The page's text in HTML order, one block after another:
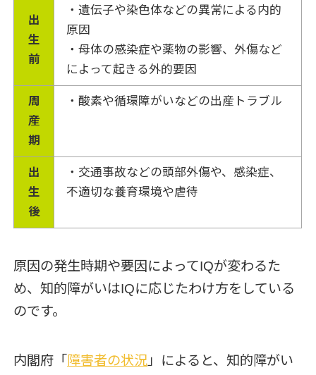
出
生
前
・遺伝子や染色体などの異常による内的
原因
・母体の感染症や薬物の影響、外傷など
によって起きる外的要因
周
産
期
・酸素や循環障がいなどの出産トラブル
出
生
後
・交通事故などの頭部外傷や、感染症、
不適切な養育環境や虐待
原因の発生時期や要因によってIQが変わるた
め、知的障がいはIQに応じたわけ方をしている
のです。
内閣府「 障害者の状況 」によると、知的障がい